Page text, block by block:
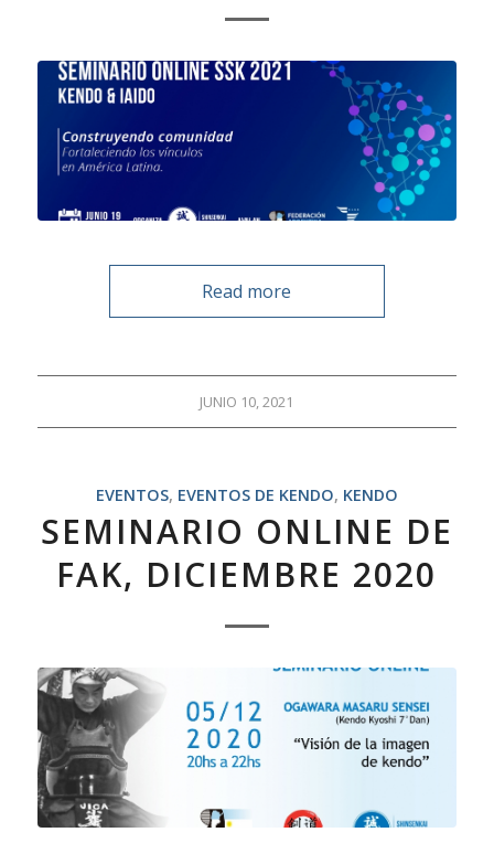
Read more
JUNIO 10, 2021
EVENTOS, EVENTOS DE KENDO, KENDO
SEMINARIO ONLINE DE
FAK, DICIEMBRE 2020